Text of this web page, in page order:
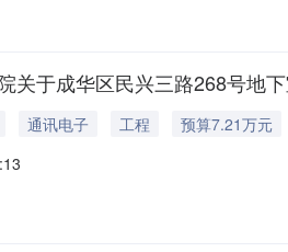
关于成华区民兴三路268号地
通讯电子 工程
预算7.21万元